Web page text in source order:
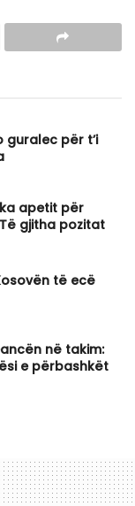
guralec për t’i
apetit për
gjitha pozitat
të ecë
në takim:
e përbashkët